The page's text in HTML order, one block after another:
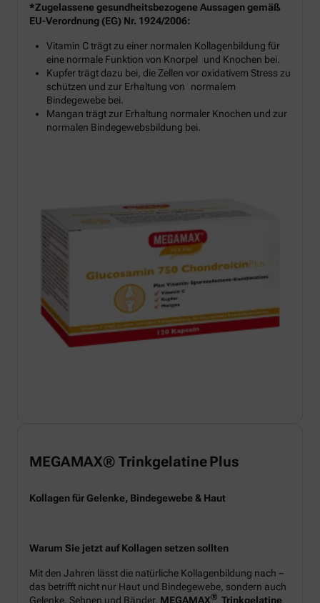
*Zugelassene gesundheitsbezogene Aussagen gemäß
EU-Verordnung (EG) Nr. 1924/2006:
Vitamin C trägt zu einer normalen Kollagenbildung für
eine normale Funktion von Knorpel und Knochen bei.
Kupfer trägt dazu bei, die Zellen vor oxidativem Stress zu
schützen und zur Erhaltung von normalem
Bindegewebe bei.
Mangan trägt zur Erhaltung normaler Knochen und zur
normalen Bindegewebsbildung bei.
MEGAMAX® Trinkgelatine Plus
Kollagen für Gelenke, Bindegewebe & Haut
Warum Sie jetzt auf Kollagen setzen sollten
Mit den Jahren lässt die natürliche Kollagenbildung nach –
das betrifft nicht nur Haut und Bindegewebe, sondern auch
Gelenke, Sehnen und Bänder. MEGAMAX® Trinkgelatine